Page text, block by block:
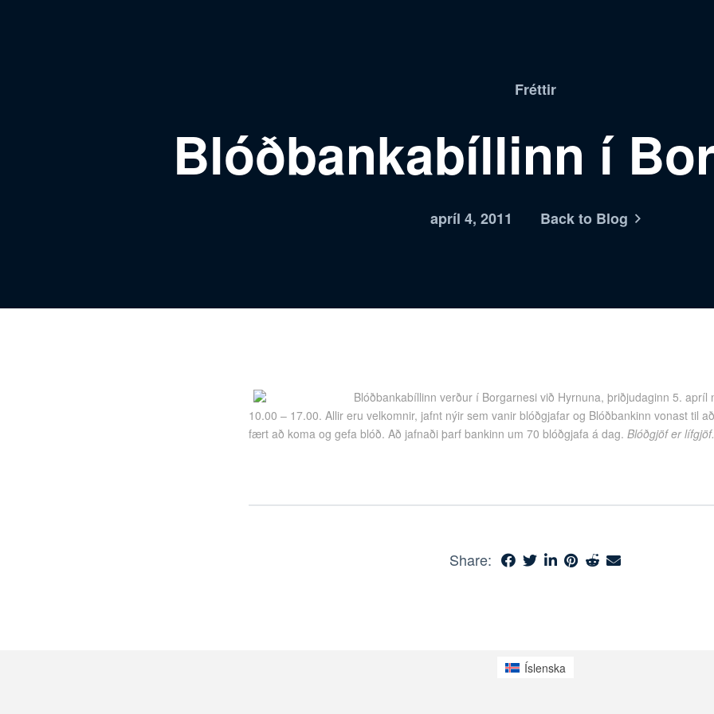
Fréttir
Blóðbankabíllinn í
apríl 4, 2011 Back to Blog
Blóðbankabíllinn verður í Borgarnesi við Hyrnuna, þriðjudaginn 5. apríl
10.00 – 17.00. Allir eru velkomnir, jafnt nýir sem vanir blóðgjafar og Blóðbankinn vonast til
fært að koma og gefa blóð. Að jafnaði þarf bankinn um 70 blóðgjafa á dag. Blóðgjöf er lífgjöf.
Share:
Íslenska